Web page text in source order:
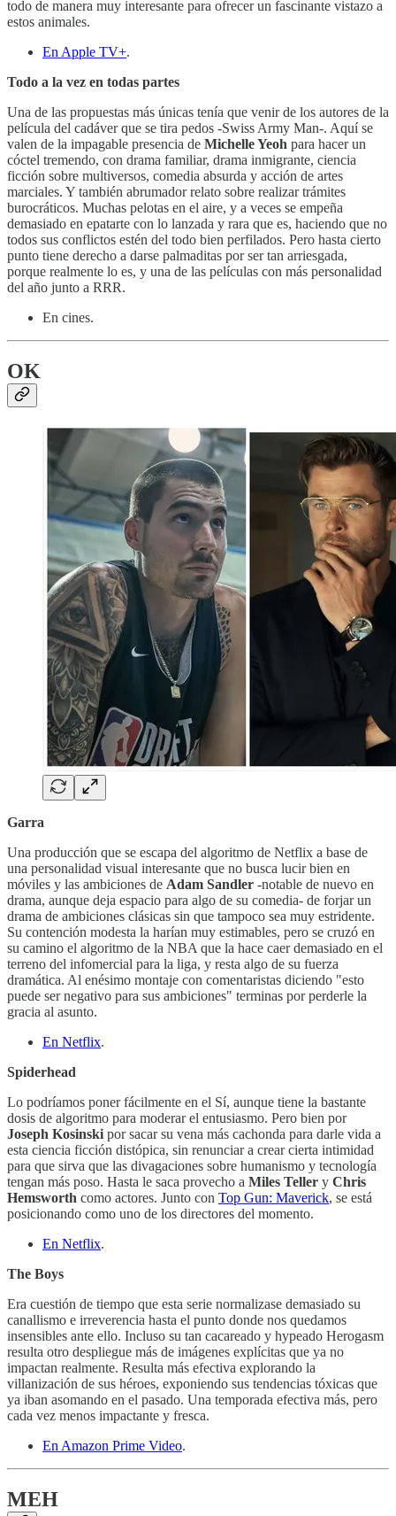
todo de manera muy interesante para ofrecer un fascinante vistazo a
estos animales.
En Apple TV+.
Todo a la vez en todas partes
Una de las propuestas más únicas tenía que venir de los autores de la
película del cadáver que se tira pedos -Swiss Army Man-. Aquí se
valen de la impagable presencia de Michelle Yeoh para hacer un
cóctel tremendo, con drama familiar, drama inmigrante, ciencia
ficción sobre multiversos, comedia absurda y acción de artes
marciales. Y también abrumador relato sobre realizar trámites
burocráticos. Muchas pelotas en el aire, y a veces se empeña
demasiado en epatarte con lo lanzada y rara que es, haciendo que no
todos sus conflictos estén del todo bien perfilados. Pero hasta cierto
punto tiene derecho a darse palmaditas por ser tan arriesgada,
porque realmente lo es, y una de las películas con más personalidad
del año junto a RRR.
En cines.
OK
Garra
Una producción que se escapa del algoritmo de Netflix a base de
una personalidad visual interesante que no busca lucir bien en
móviles y las ambiciones de Adam Sandler -notable de nuevo en
drama, aunque deja espacio para algo de su comedia- de forjar un
drama de ambiciones clásicas sin que tampoco sea muy estridente.
Su contención modesta la harían muy estimables, pero se cruzó en
su camino el algoritmo de la NBA que la hace caer demasiado en el
terreno del infomercial para la liga, y resta algo de su fuerza
dramática. Al enésimo montaje con comentaristas diciendo "esto
puede ser negativo para sus ambiciones" terminas por perderle la
gracia al asunto.
En Netflix.
Spiderhead
Lo podríamos poner fácilmente en el Sí, aunque tiene la bastante
dosis de algoritmo para moderar el entusiasmo. Pero bien por
Joseph Kosinski por sacar su vena más cachonda para darle vida a
esta ciencia ficción distópica, sin renunciar a crear cierta intimidad
para que sirva que las divagaciones sobre humanismo y tecnología
tengan más poso. Hasta le saca provecho a Miles Teller y Chris
Hemsworth como actores. Junto con Top Gun: Maverick, se está
posicionando como uno de los directores del momento.
En Netflix.
The Boys
Era cuestión de tiempo que esta serie normalizase demasiado su
canallismo e irreverencia hasta el punto donde nos quedamos
insensibles ante ello. Incluso su tan cacareado y hypeado Herogasm
resulta otro despliegue más de imágenes explícitas que ya no
impactan realmente. Resulta más efectiva explorando la
villanización de sus héroes, exponiendo sus tendencias tóxicas que
ya iban asomando en el pasado. Una temporada efectiva más, pero
cada vez menos impactante y fresca.
En Amazon Prime Video.
MEH